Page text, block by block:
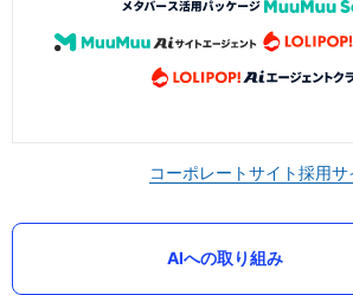
コーポレートサイト採用サ
AIへの取り組み